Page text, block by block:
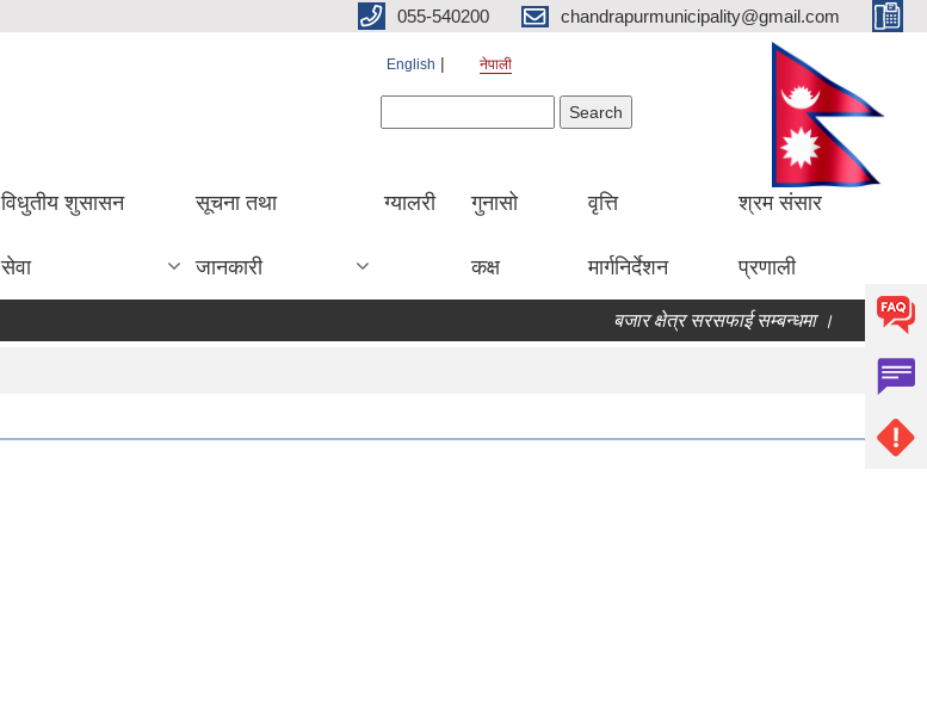
055-540200 chandrapurmunicipality@gmail.com
English नेपाली
विधुतीय शुसासन
सेवा
सूचना तथा
जानकारी
ग्यालरी गुनासो
कक्ष
वृत्ति
मार्गनिर्देशन
श्रम संसार
प्रणाली
बजार क्षेत्र सरसफाई सम्बन्धमा । बोलपत्र